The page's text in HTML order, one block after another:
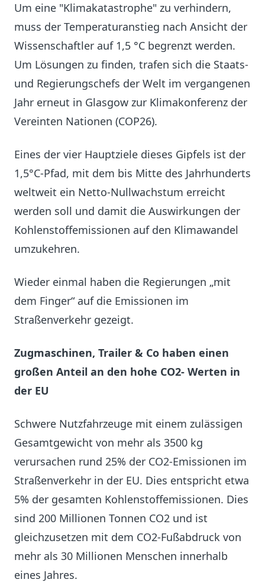
Um eine "Klimakatastrophe" zu verhindern,
muss der Temperaturanstieg nach Ansicht der
Wissenschaftler auf 1,5 °C begrenzt werden.
Um Lösungen zu finden, trafen sich die Staats-
und Regierungschefs der Welt im vergangenen
Jahr erneut in Glasgow zur Klimakonferenz der
Vereinten Nationen (COP26).
Eines der vier Hauptziele dieses Gipfels ist der
1,5°C-Pfad, mit dem bis Mitte des Jahrhunderts
weltweit ein Netto-Nullwachstum erreicht
werden soll und damit die Auswirkungen der
Kohlenstoffemissionen auf den Klimawandel
umzukehren.
Wieder einmal haben die Regierungen „mit
dem Finger“ auf die Emissionen im
Straßenverkehr gezeigt.
Zugmaschinen, Trailer & Co haben einen
großen Anteil an den hohe CO2- Werten in
der EU
Schwere Nutzfahrzeuge mit einem zulässigen
Gesamtgewicht von mehr als 3500 kg
verursachen rund 25% der CO2-Emissionen im
Straßenverkehr in der EU. Dies entspricht etwa
5% der gesamten Kohlenstoffemissionen. Dies
sind 200 Millionen Tonnen CO2 und ist
gleichzusetzen mit dem CO2-Fußabdruck von
mehr als 30 Millionen Menschen innerhalb
eines Jahres.